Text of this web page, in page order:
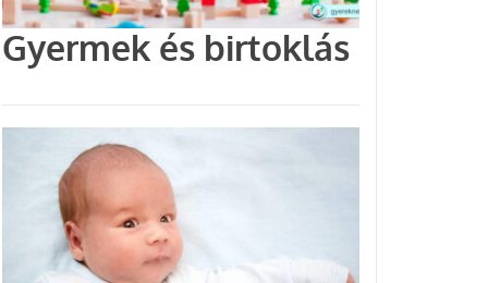
Gyermek és birtoklás